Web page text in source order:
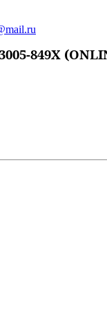
849X